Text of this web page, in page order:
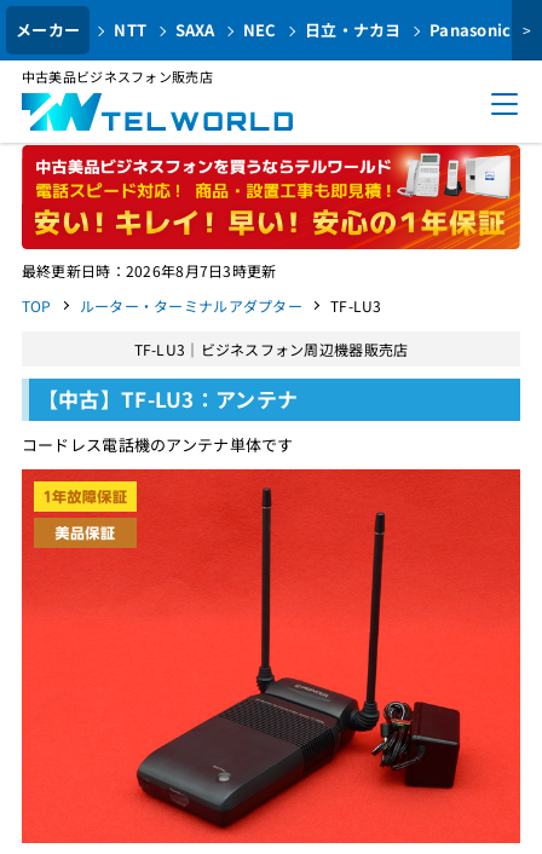
メーカー NTT SAXA NEC 日立・ナカヨ Panasonic >
中古美品ビジネスフォン販売店
最終更新日時：2026年8月7日3時更新
TOP
ルーター・ターミナルアダプター TF-LU3
TF-LU3｜ビジネスフォン周辺機器販売店
【中古】TF-LU3：アンテナ
コードレス電話機のアンテナ単体です